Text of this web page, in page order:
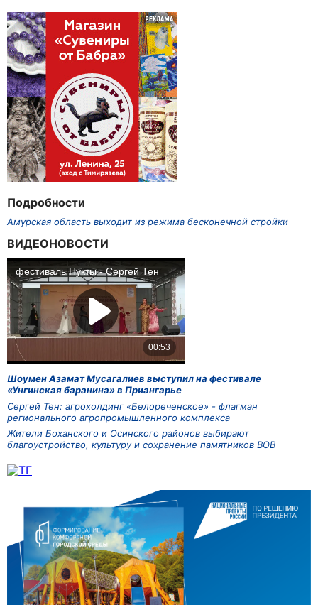
Подробности
Амурская область выходит из режима бесконечной стройки
ВИДЕОНОВОСТИ
Шоумен Азамат Мусагалиев выступил на фестивале
«Унгинская баранина» в Приангарье
Сергей Тен: агрохолдинг «Белореченское» - флагман
регионального агропромышленного комплекса
Жители Боханского и Осинского районов выбирают
благоустройство, культуру и сохранение памятников ВОВ